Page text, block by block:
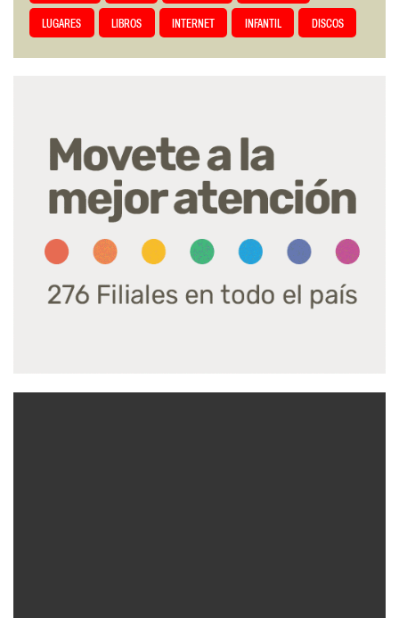
LUGARES LIBROS INTERNET INFANTIL DISCOS